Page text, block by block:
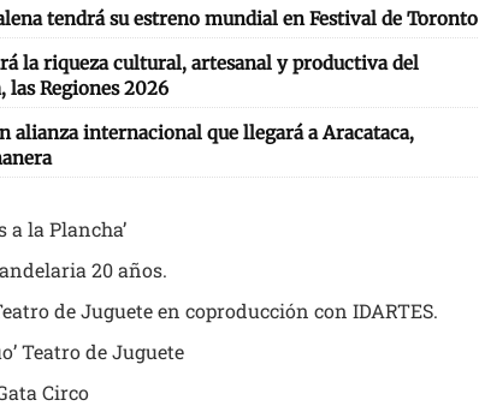
tendrá su estreno mundial en Festival de Toronto
la riqueza cultural, artesanal y productiva del
Regiones 2026
alianza internacional que llegará a Aracataca,
a la Plancha’
20 años.
de Juguete en coproducción con IDARTES.
Teatro de Juguete
Circo